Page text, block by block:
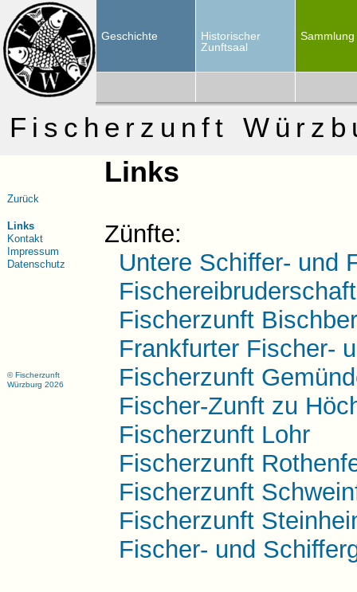
Geschichte
Historischer
Zunftsaal
Sammlung
Fischerzunft
Zurück
Links
Kontakt
Impressum
Datenschutz
© Fischerzunft
Würzburg 2026
Links
Zünfte:
Untere Schiffer- und
Fischerzunft
Frankfurter Fischer-
Fischerzunft
Fischer-Zunft zu
Fischerzunft Lohr
Fischerzunft
Fischerzunft
Fischerzunft
Fischer- und